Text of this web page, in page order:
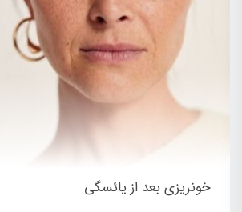
خونریزی بعد از یائسگی